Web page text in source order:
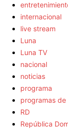
internacional
live stream
Luna
Luna TV
nacional
noticias
programa
programas de
RD
República